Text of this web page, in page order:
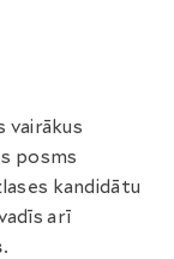
vairākus
posms
kandidātu
arī
.